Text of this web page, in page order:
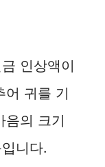
인상액이
어 귀를 기
음의 크기
니다.